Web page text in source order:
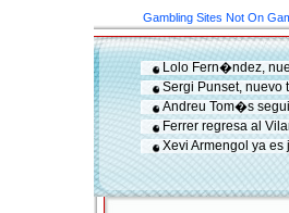
Gambling Sites Not On
Lolo Fern�ndez,
Sergi Punset,
Andreu Tom�s
Ferrer regresa al
Xevi Armengol ya